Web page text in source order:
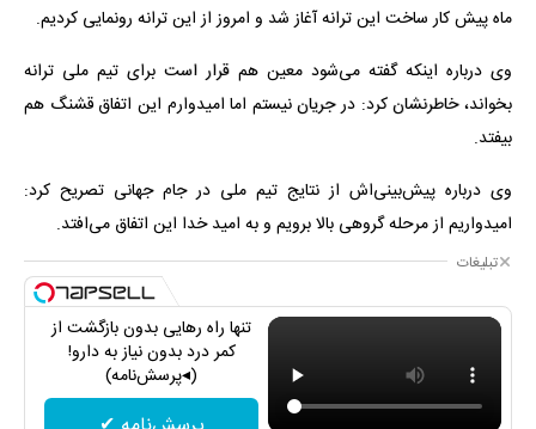
ماه پیش کار ساخت این ترانه آغاز شد و امروز از این ترانه رونمایی کردیم.
وی درباره اینکه گفته می‌شود معین هم قرار است برای تیم ملی ترانه
بخواند، خاطرنشان کرد: در جریان نیستم اما امیدوارم این اتفاق قشنگ هم
بیفتد.
وی درباره پیش‎‌بینی‌اش از نتایج تیم ملی در جام جهانی تصریح کرد:
امیدواریم از مرحله گروهی بالا برویم و به امید خدا این اتفاق می‌افتد.
تبلیغات
تنها راه رهایی بدون بازگشت از
کمر درد بدون نیاز به دارو!
(◂پرسش‌نامه)